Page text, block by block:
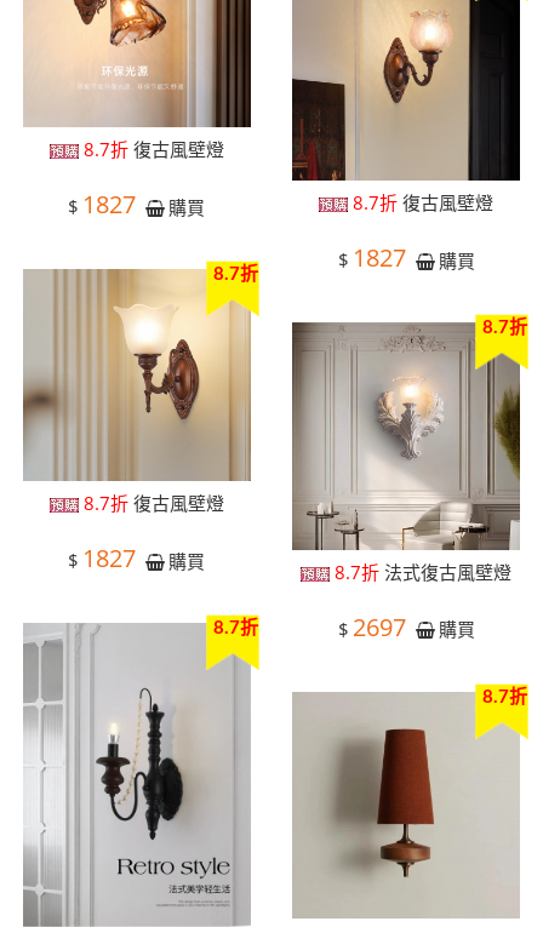
8.7折復古風壁燈
$ 1827 購買 8.7折 復古風壁燈
$ 1827 購買
8.7折
8.7折復古風壁燈
$ 1827 購買
8.7折
8.7折 法式復古風壁燈
$ 2697 購買
8.7折
8.7折